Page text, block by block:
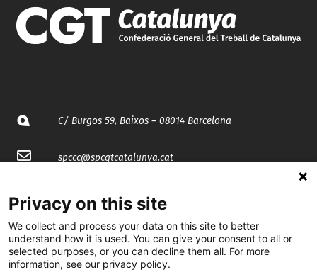
C/ Burgos 59, Baixos – 08014 Barcelona
spccc@spcgtcatalunya.cat
@CGTCatalunya
cgtcatalunya
Privacy on this site
We collect and process your data on this site to better
understand how it is used. You can give your consent to all or
selected purposes, or you can decline them all. For more
information, see our privacy policy.